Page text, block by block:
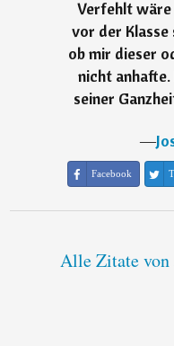
Verfehlt wäre
vor der
ob mir dieser
nicht
seiner
―
Facebook
Alle Zitate von